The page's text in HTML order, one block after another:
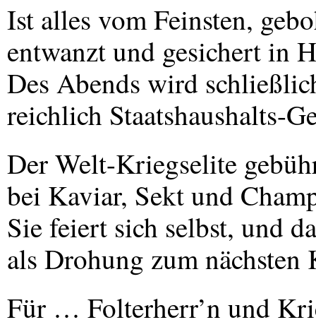
Ist alles vom Feinsten,
entwanzt und gesichert in
Des Abends wird
reichlich Staatshaushalts-
Der Welt-Kriegselite
bei Kaviar, Sekt und
Sie feiert sich selbst, und
als Drohung zum
Für … Folterherr’n und